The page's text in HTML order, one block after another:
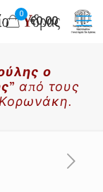
0
€0.00
ο
από τους